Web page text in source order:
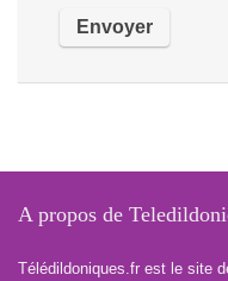
A propos de
Télédildoniques.fr est le site